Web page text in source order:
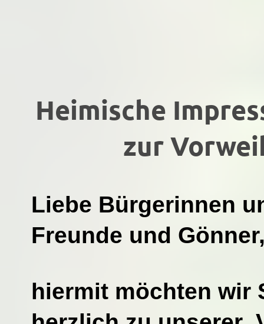
Heimische
zur
Liebe Bürgerinnen
Freunde und
hiermit möchten wir